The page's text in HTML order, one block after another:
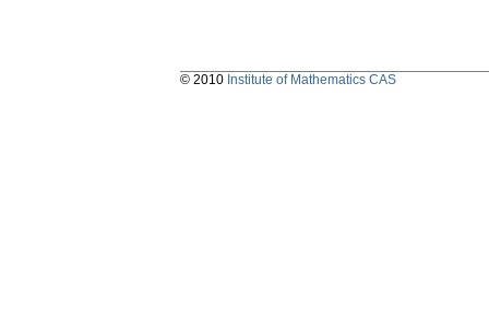
© 2010 Institute of Mathematics CAS